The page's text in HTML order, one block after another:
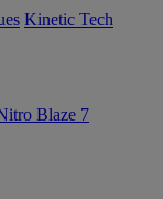
Kinetic Tech
Blaze 7